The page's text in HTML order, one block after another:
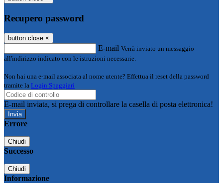
Recupero password
button close ×
E-mail Verrà inviato un messaggio
all'indirizzo indicato con le istruzioni necessarie.
Non hai una e-mail associata al nome utente? Effettua il reset della password
tramite la Login Spaggiari
E-mail inviata, si prega di controllare la casella di posta elettronica!
Errore
Chiudi
Successo
Chiudi
Informazione